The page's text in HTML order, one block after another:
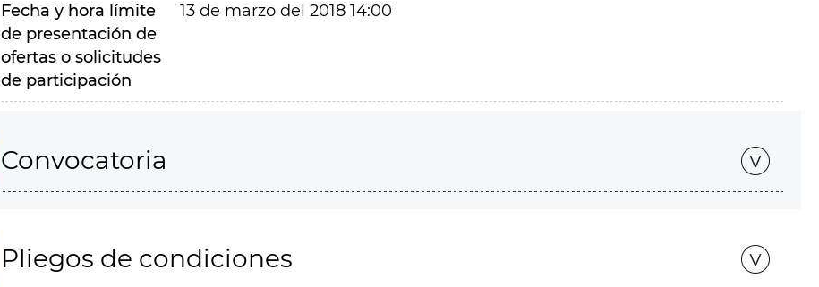
Fecha y hora límite
de presentación de
ofertas o solicitudes
de participación
13 de marzo del 2018 14:00
Convocatoria
Pliegos de condiciones